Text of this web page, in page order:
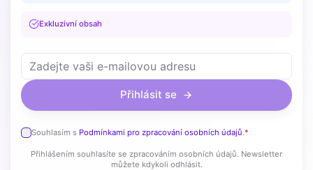
Exkluzivní obsah
Přihlásit se
Souhlasím s Podmínkami pro zpracování osobních údajů.*
Přihlášením souhlasíte se zpracováním osobních údajů. Newsletter
můžete kdykoli odhlásit.